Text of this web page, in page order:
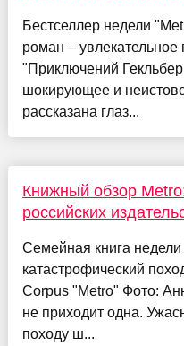
Бестселлер недели
роман –
"Приключений
шокирующее и
рассказана глаз...
Книжный обзор
российских
Семейная книга
катастрофический
Corpus "Metro" Фото:
не приходит одна.
походу ш...